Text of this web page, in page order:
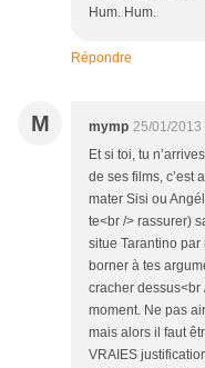
Hum. Hum.
Répondre
M mymp 25/01/2013
Et si toi, tu
de ses films, c’est
mater Sisi ou
te<br /> rassurer)
situe Tarantino par
borner à tes
cracher dessus<br
moment. Ne pas
mais alors il faut
VRAIES